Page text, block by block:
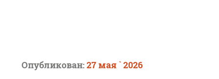
Опубликован:27 мая ` 2026